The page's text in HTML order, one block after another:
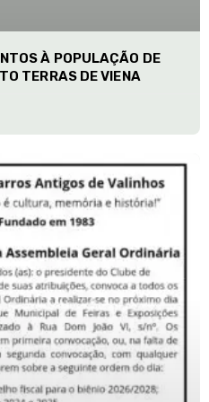
À POPULAÇÃO DE
TERRAS DE VIENA